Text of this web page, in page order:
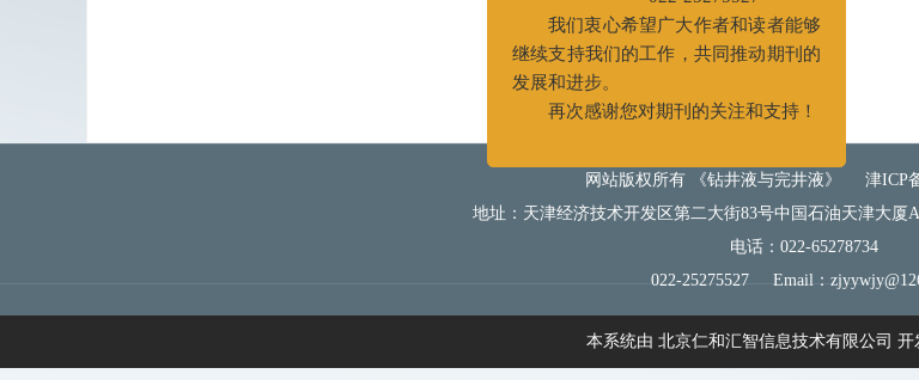
网站版权所有 《钻井液与完井液》
津ICP
地址：天津经济技术开发区第二大街83号中国石油天津大厦
电话：022-65278734
022-25275527
Email：
本系统由 北京仁和汇智信息技术有限公司
022-25275527
我们衷心希望广大作者和读者能够
继续支持我们的工作，共同推动期刊的
发展和进步。